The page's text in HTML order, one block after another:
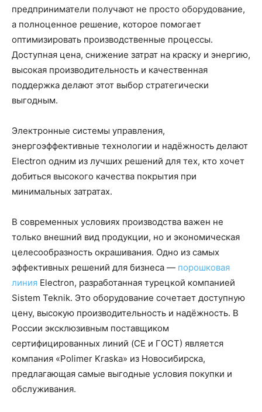
предприниматели получают не просто оборудование,
а полноценное решение, которое помогает
оптимизировать производственные процессы.
Доступная цена, снижение затрат на краску и энергию,
высокая производительность и качественная
поддержка делают этот выбор стратегически
выгодным.
Электронные системы управления,
энергоэффективные технологии и надёжность делают
Electron одним из лучших решений для тех, кто хочет
добиться высокого качества покрытия при
минимальных затратах.
В современных условиях производства важен не
только внешний вид продукции, но и экономическая
целесообразность окрашивания. Одно из самых
эффективных решений для бизнеса — порошковая
линия Electron, разработанная турецкой компанией
Sistem Teknik. Это оборудование сочетает доступную
цену, высокую производительность и надёжность. В
России эксклюзивным поставщиком
сертифицированных линий (CE и ГОСТ) является
компания «Polimer Kraska» из Новосибирска,
предлагающая самые выгодные условия покупки и
обслуживания.